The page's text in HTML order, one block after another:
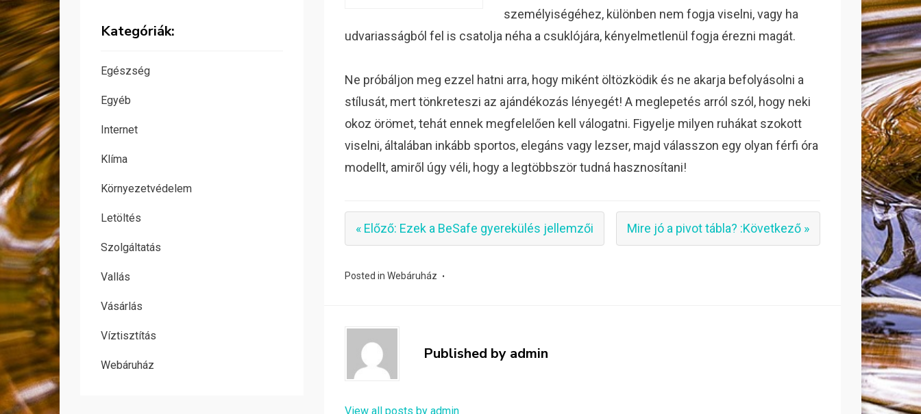
személyiségéhez, különben nem fogja viselni, vagy ha
udvariasságból fel is csatolja néha a csuklójára, kényelmetlenül fogja érezni magát.
Ne próbáljon meg ezzel hatni arra, hogy miként öltözködik és ne akarja befolyásolni a
stílusát, mert tönkreteszi az ajándékozás lényegét! A meglepetés arról szól, hogy neki
okoz örömet, tehát ennek megfelelően kell válogatni. Figyelje milyen ruhákat szokott
viselni, általában inkább sportos, elegáns vagy lezser, majd válasszon egy olyan férfi óra
modellt, amiről úgy véli, hogy a legtöbbször tudná hasznosítani!
« Előző: Ezek a BeSafe gyerekülés jellemzői Mire jó a pivot tábla? :Következő »
Posted inWebáruház
Published by admin
View all posts by admin
Kategóriák:
Egészség
Egyéb
Internet
Klíma
Környezetvédelem
Letöltés
Szolgáltatás
Vallás
Vásárlás
Víztisztítás
Webáruház